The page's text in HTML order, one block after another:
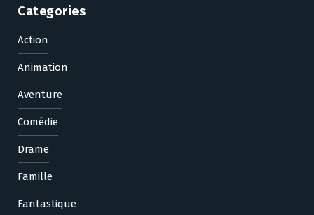
Categories
Action
Animation
Aventure
Comédie
Drame
Famille
Fantastique